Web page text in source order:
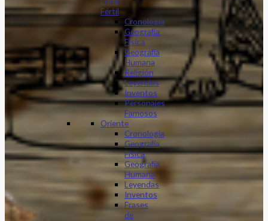
Fértil
Cronología
Geografía
Física
Geografía
Humana
Religión
Leyendas
Inventos
Personajes
Famosos
Oriente
Cronología
Geografía
Física
Geografía
Humana
Leyendas
Inventos
Frases
de